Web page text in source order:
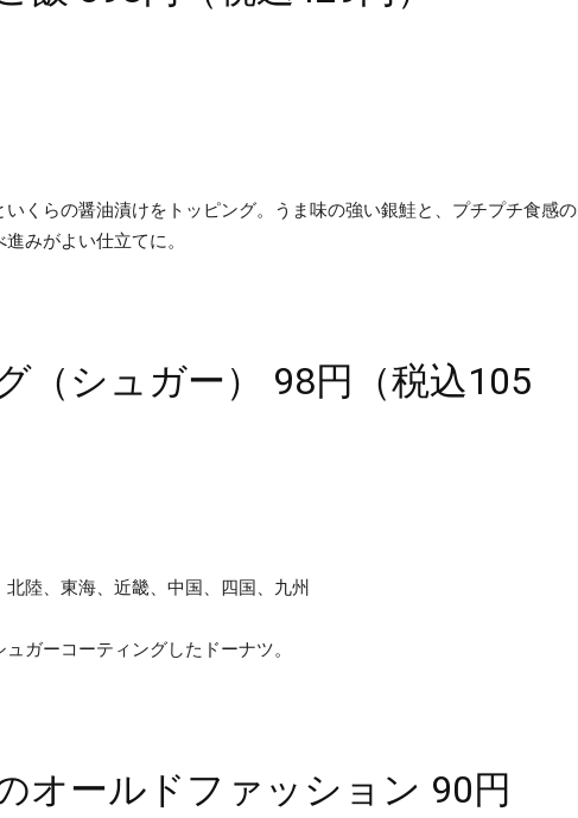
くらの醤油漬けをトッピング。うま味の強い銀鮭と、プチプチ食感の
みがよい仕立てに。
（シュガー） 98円（税込105
陸、東海、近畿、中国、四国、九州
ガーコーティングしたドーナツ。
オールドファッション 90円